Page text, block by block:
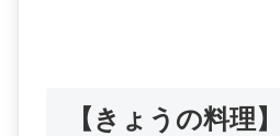
【きょうの料理